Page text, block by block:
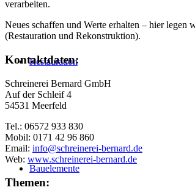
Restauration
Bauelemente
verarbeiten.
Neues schaffen und Werte erhalten – hier
(Restauration und Rekonstruktion).
Kontaktdaten:
Schreinerei Bernard GmbH
Auf der Schleif 4
54531 Meerfeld
Tel.: 06572 933 830
Mobil: 0171 42 96 860
Email: info@schreinerei-bernard.de
Web: www.schreinerei-bernard.de
Themen: